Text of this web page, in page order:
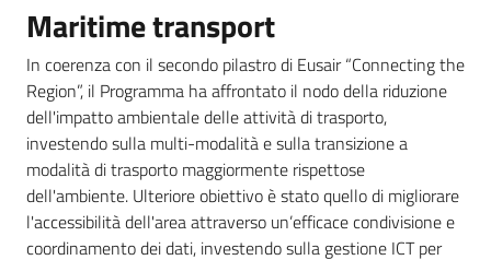
Maritime transport
In coerenza con il secondo pilastro di Eusair “Connecting the
Region”, il Programma ha affrontato il nodo della riduzione
dell'impatto ambientale delle attività di trasporto,
investendo sulla multi-modalità e sulla transizione a
modalità di trasporto maggiormente rispettose
dell'ambiente. Ulteriore obiettivo è stato quello di migliorare
l'accessibilità dell'area attraverso un’efficace condivisione e
coordinamento dei dati, investendo sulla gestione ICT per